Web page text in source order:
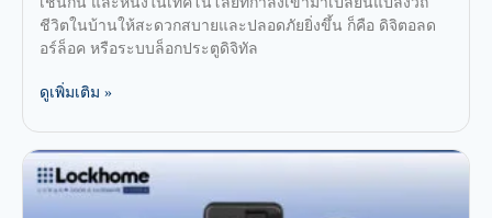
ชีวิตในบ้านให้สะดวกสบายและปลอดภัยยิ่งขึ้น ก็คือ ดิจิตอลด
อร์ล็อค หรือระบบล็อกประตูดิจิทัล
ดูเพิ่มเติม »